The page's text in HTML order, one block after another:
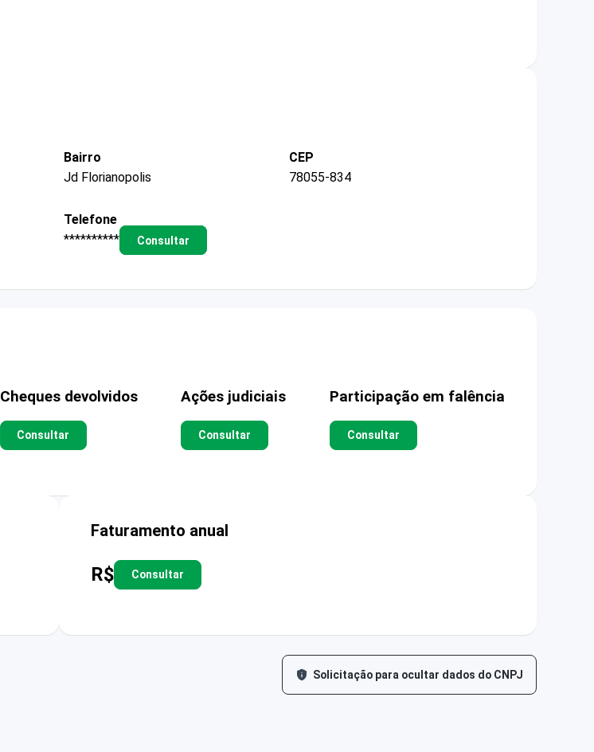
Bairro
Jd Florianopolis
CEP
78055-834
Telefone
**********
Consultar
Cheques devolvidos
Consultar
Ações judiciais
Consultar
Participação em falência
Consultar
Faturamento anual
R$ Consultar
Solicitação para ocultar dados do CNPJ